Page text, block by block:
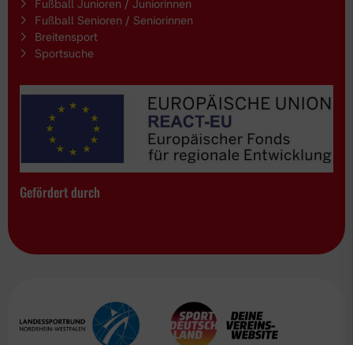
Fußball Junioren / Juniorinnen
Fußball Senioren / Seniorinnen
Breitensport
Sportsuche
Gefördert durch